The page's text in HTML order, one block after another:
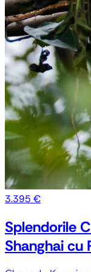
3.395 €
Splendorile
Shanghai cu